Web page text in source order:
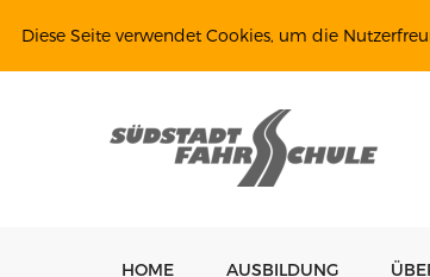
HOME AUSBILDUNG
Diese Seite verwendet Cookies, um die